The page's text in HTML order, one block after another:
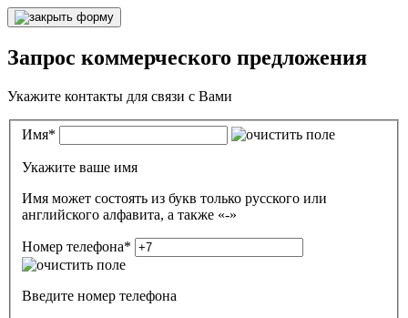
Запрос коммерческого предложения
Укажите контакты для связи с Вами
Имя*
Укажите ваше имя
Имя может состоять из букв только русского или
английского алфавита, а также «-»
Номер телефона*
Введите номер телефона